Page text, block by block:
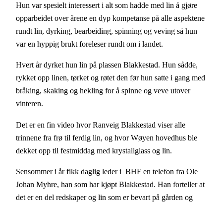
Hun var spesielt interessert i alt som hadde med lin å gjøre
opparbeidet over årene en dyp kompetanse på alle aspektene
rundt lin, dyrking, bearbeiding, spinning og veving så hun
var en hyppig brukt foreleser rundt om i landet.
Hvert år dyrket hun lin på plassen Blakkestad. Hun sådde,
rykket opp linen, tørket og røtet den før hun satte i gang med
bråking, skaking og hekling for å spinne og veve utover
vinteren.
Det er en fin video hvor Ranveig Blakkestad viser alle
trinnene fra frø til ferdig lin, og hvor Wøyen hovedhus ble
dekket opp til festmiddag med krystallglass og lin.
Sensommer i år fikk daglig leder i BHF en telefon fra Ole
Johan Myhre, han som har kjøpt Blakkestad. Han forteller at
det er en del redskaper og lin som er bevart på gården og